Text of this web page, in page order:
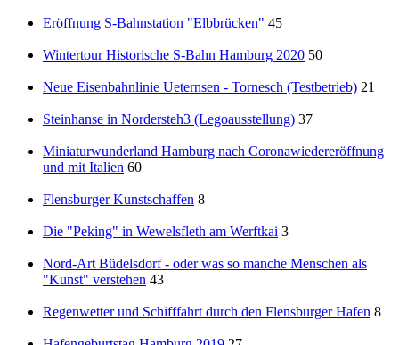
Eröffnung S-Bahnstation "Elbbrücken" 45
Wintertour Historische S-Bahn Hamburg 2020 50
Neue Eisenbahnlinie Ueternsen - Tornesch (Testbetrieb) 21
Steinhanse in Nordersteh3 (Legoausstellung) 37
Miniaturwunderland Hamburg nach Coronawiedereröffnung
und mit Italien 60
Flensburger Kunstschaffen 8
Die "Peking" in Wewelsfleth am Werftkai 3
Nord-Art Büdelsdorf - oder was so manche Menschen als
"Kunst" verstehen 43
Regenwetter und Schifffahrt durch den Flensburger Hafen 8